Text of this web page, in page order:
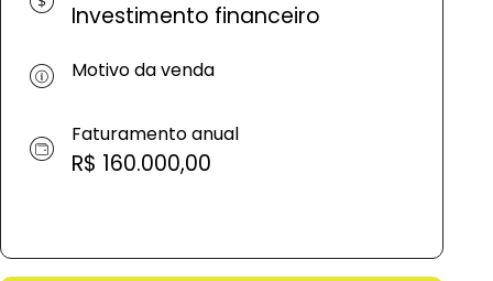
Investimento financeiro
Motivo da venda
Faturamento anual
R$ 160.000,00